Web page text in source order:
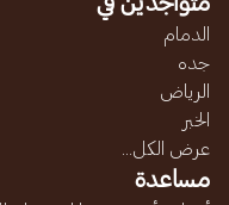
الدمام
جده
الرياض
الخبر
عرض الكل...
مساعدة